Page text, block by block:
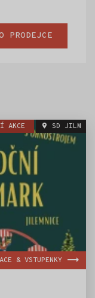
PRODEJCE
AKCE SD JILM
& VSTUPENKY